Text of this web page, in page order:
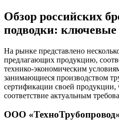
Обзор российских
подводки:
На рынке представлено
предлагающих продукцию,
технико-экономическим
занимающиеся производством
сертификации своей продукции,
соответствие актуальным
ООО